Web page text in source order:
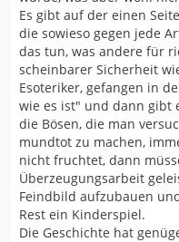
Es gibt auf der einen
die sowieso gegen jede
das tun, was andere für
scheinbarer Sicherheit
Esoteriker, gefangen in
wie es ist" und dann gibt
die Bösen, die man
mundtot zu machen,
nicht fruchtet, dann
Überzeugungsarbeit
Feindbild aufzubauen
Rest ein Kinderspiel.
Die Geschichte hat